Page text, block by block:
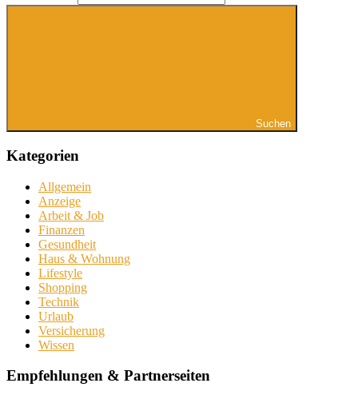
Suchen
Kategorien
Allgemein
Anzeige
Arbeit & Job
Finanzen
Gesundheit
Haus & Wohnung
Lifestyle
Shopping
Technik
Urlaub
Versicherung
Wissen
Empfehlungen & Partnerseiten